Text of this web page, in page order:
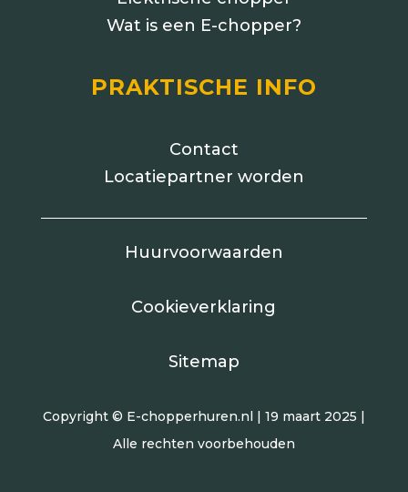
Wat is een E-chopper?
PRAKTISCHE INFO
Contact
Locatiepartner worden
Huurvoorwaarden
Cookieverklaring
Sitemap
Copyright © E-chopperhuren.nl | 19 maart 2025 |
Alle rechten voorbehouden